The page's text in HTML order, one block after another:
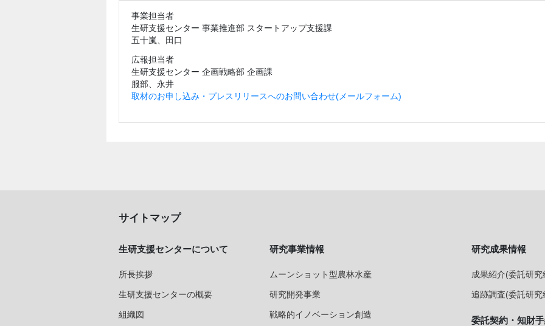
事業担当者
生研支援センター 事業推進部 スタートアップ支援課
五十嵐、田口
広報担当者
生研支援センター 企画戦略部 企画課
服部、永井
取材のお申し込み・プレスリリースへのお問い合わせ(メールフォーム)
サイトマップ
生研支援センターについて
所長挨拶
生研支援センターの概要
組織図
研究事業情報
ムーンショット型農林水産
研究開発事業
戦略的イノベーション創造
研究成果情報
成果紹介(委託研
追跡調査(委託研
委託契約・知財